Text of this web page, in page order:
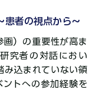
患者の視点から～
画）の重要性が高ま
究者の対話におい
み込まれていない領
トへの参加経験を